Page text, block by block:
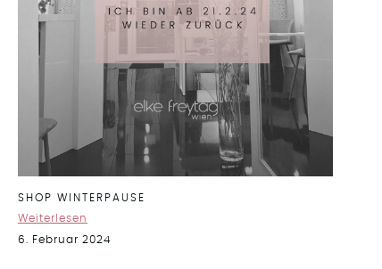
SHOP WINTERPAUSE
Weiterlesen
6. Februar 2024